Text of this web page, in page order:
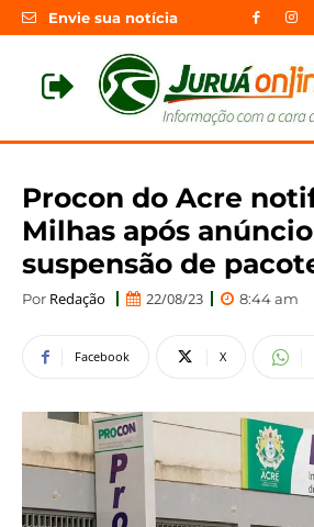
Envie sua notícia
Procon do Acre
Milhas após
suspensão de
Por Redação 22/08/23 8:44 am
Facebook X